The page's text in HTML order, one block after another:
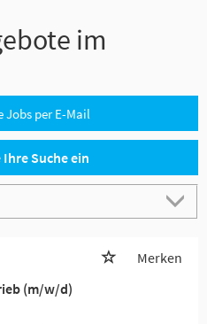
im
Jobs per E-Mail
Ihre Suche ein
(m/w/d)
Merken